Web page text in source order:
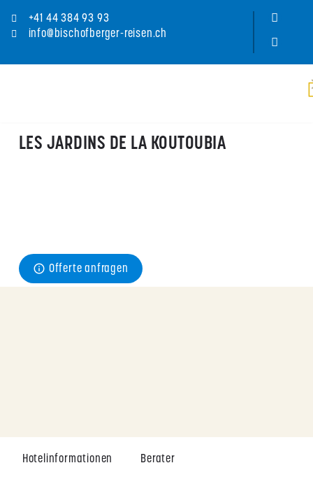
+41 44 384 93 93
info@bischofberger-reisen.ch
LES JARDINS DE LA KOUTOUBIA
Offerte anfragen
Hotelinformationen Berater